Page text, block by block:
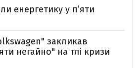
енергетику у пʼяти
закликав
негайно" на тлі кризи